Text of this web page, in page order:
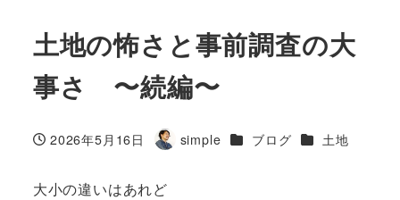
土地の怖さと事前調査の大
事さ 〜続編〜
投稿日
2026年5月16日
著
simple カテゴリー
ブログ カテゴリー
土地
大小の違いはあれど